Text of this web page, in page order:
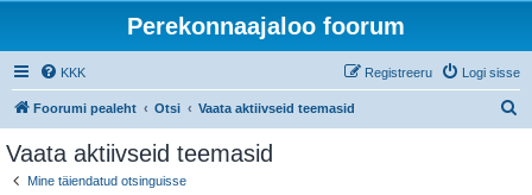
Perekonnaajaloo foorum
KKK Logi sisse
Registreeru
Foorumi pealeht Otsi Vaata aktiivseid teemasid
Vaata aktiivseid teemasid
Mine täiendatud otsinguisse